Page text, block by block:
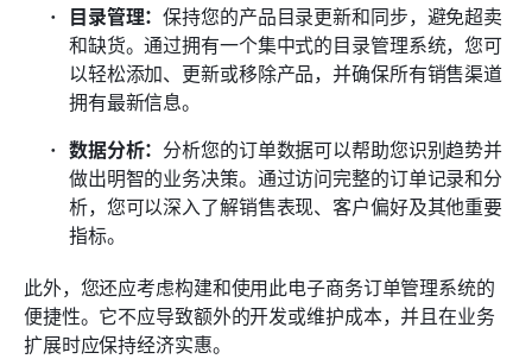
目录管理：保持您的产品目录更新和同步，避免超卖
和缺货。通过拥有一个集中式的目录管理系统，您可
以轻松添加、更新或移除产品，并确保所有销售渠道
拥有最新信息。
数据分析： 分析您的订单数据可以帮助您识别趋势并
做出明智的业务决策。通过访问完整的订单记录和分
析，您可以深入了解销售表现、客户偏好及其他重要
指标。
此外，您还应考虑构建和使用此电子商务订单管理系统的
便捷性。它不应导致额外的开发或维护成本，并且在业务
扩展时应保持经济实惠。